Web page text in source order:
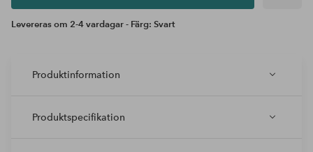
Levereras om 2-4 vardagar - Färg: Svart
Produktinformation
Produktspecifikation